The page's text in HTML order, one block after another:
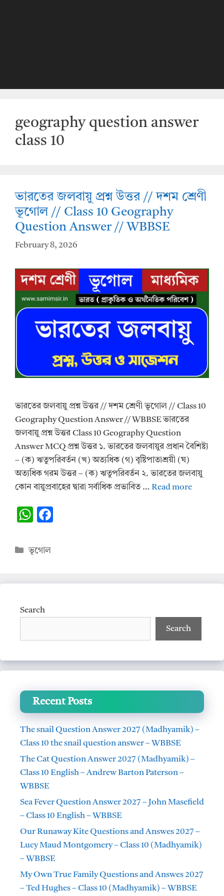
geography question answer
class 10
ভারতের জলবায়ু প্রশ্ন উত্তর // দশম শ্রেণী
ভূগোল // Class 10 Geography
Question Answer // WBBSE
February 8, 2026
ভারতের জলবায়ু প্রশ্ন উত্তর // দশম শ্রেণী ভূগোল // Class 10
Geography Question Answer // WBBSE ভারতের
জলবায়ু প্রশ্ন উত্তর Class 10 Geography Question
Answer MCQ প্রশ্ন উত্তর ১. ভারতের জলবায়ুর প্রধান বৈশিষ্ট্য
– (ক) ঋতুপরিবর্তন (খ) অত্যধিক (গ) বৃষ্টিপাতাশ্রয়ী (ঘ)
অত্যধিক গরম উত্তর – (ক) ঋতুপরিবর্তন ২. ভারতের জলবায়ু
কোন বায়ুপ্রবাহের দ্বারা সর্বাধিক প্রভাবিত … Read more
W
at
A
p
o
Categories
ভূগোল
Search
Search
Recent Posts
The snail Question Answer 2027 (Madhyamik) –
Class 10 the snail question answer – WBBSE
The Cat Question Answer 2027 (Madhyamik) –
Class 10 English – Andrew Barton Paterson –
WBBSE
Sea Fever Question Answer 2027 – John Masefield
– Class 10 English – WBBSE
Our Runaway Kite Questions and Answes 2027 –
Lucy Maud Montgomery – Class 10 (Madhyamik)
– WBBSE
My Own True Family Questions and Answes 2027
– Ted Hughes – Class 10 (Madhyamik) – WBBSE